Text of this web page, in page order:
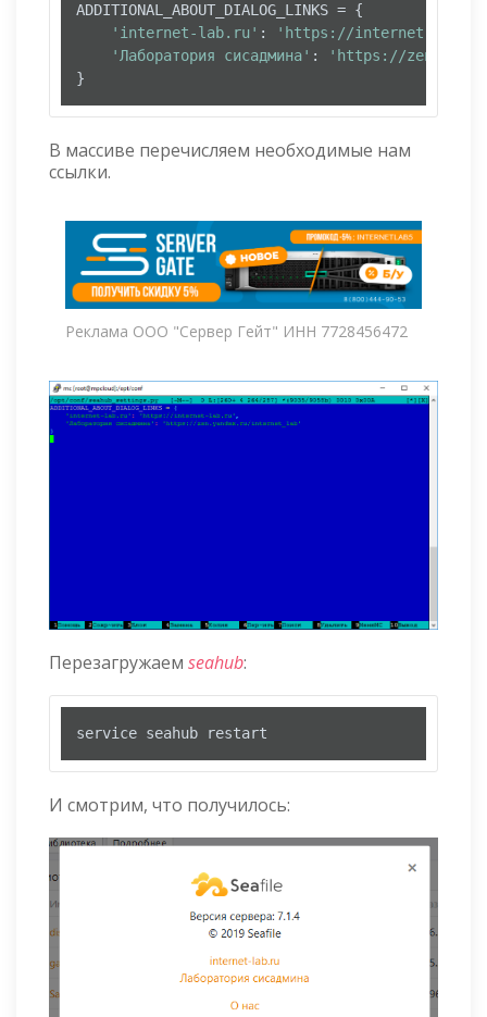
ADDITIONAL_ABOUT_DIALOG_LINKS = {
'internet-lab.ru' :
'https://internet-
'Лаборатория сисадмина' :
'https://
}
В массиве перечисляем необходимые нам
ссылки.
Реклама ООО "Сервер Гейт" ИНН 7728456472
Перезагружаем seahub:
service seahub restart
И смотрим, что получилось: